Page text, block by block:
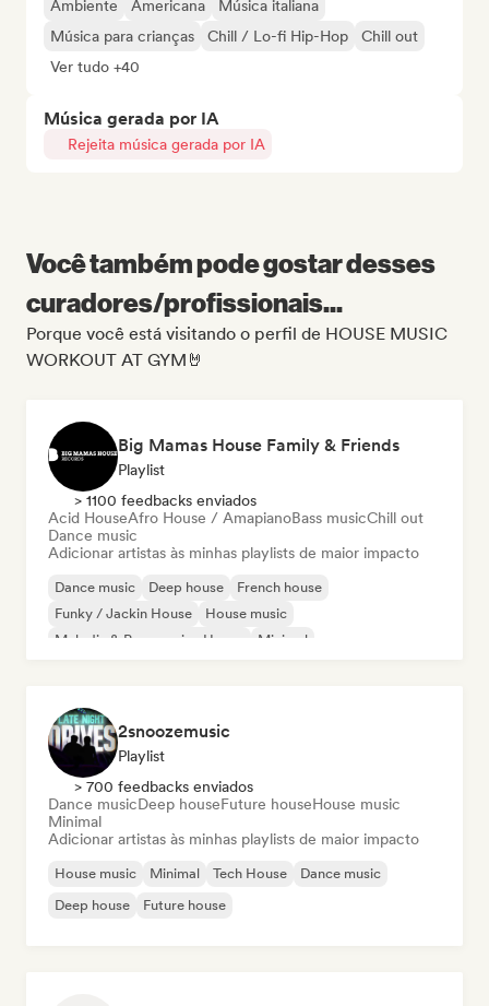
Ambiente Americana
Música italiana
Música para crianças
Chill / Lo-fi Hip-Hop
Chill out
Ver tudo +40
Música gerada por IA
Rejeita música gerada por IA
Você também pode gostar desses
curadores/profissionais...
Porque você está visitando o perfil de HOUSE MUSIC
WORKOUT AT GYM🤘
Big Mamas House Family & Friends
Playlist
> 1100 feedbacks enviados
Acid HouseAfro House / AmapianoBass musicChill out
Dance music
Adicionar artistas às minhas playlists de maior impacto
Dance music Deep house
French house
Funky / Jackin House
House music
Melodic & Progressive House
Minimal
2snoozemusic
Playlist
> 700 feedbacks enviados
Dance musicDeep houseFuture houseHouse music
Minimal
Adicionar artistas às minhas playlists de maior impacto
House music Minimal Tech House
Dance music
Deep house
Future house